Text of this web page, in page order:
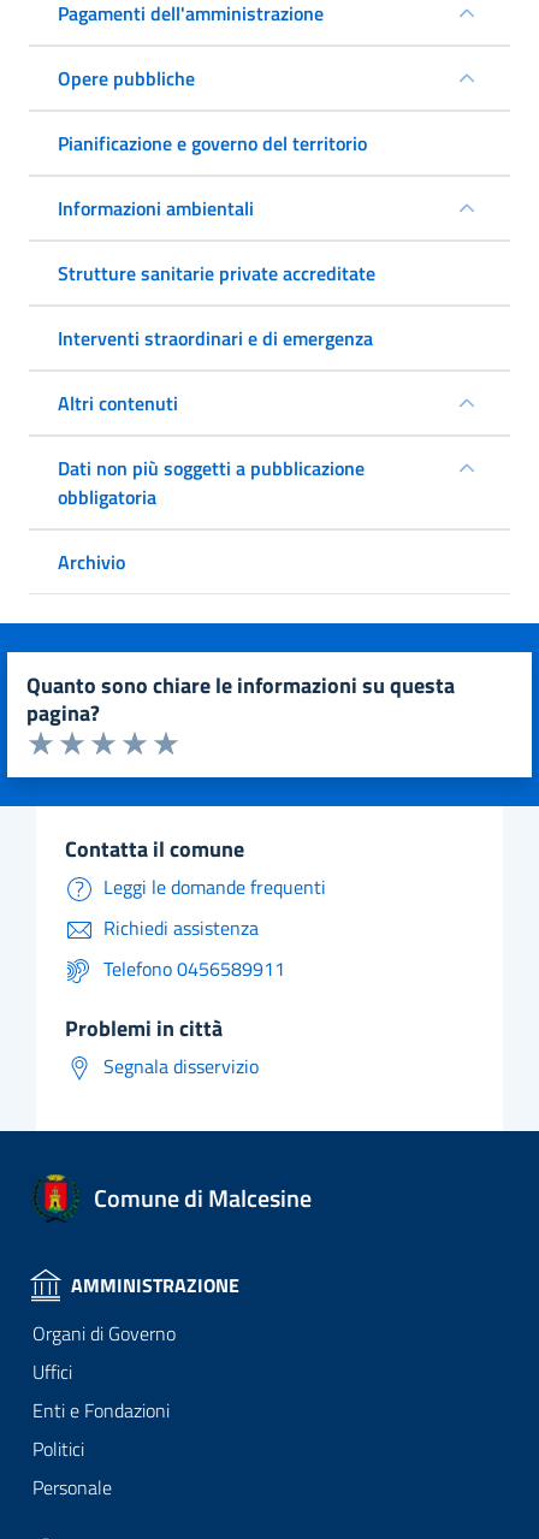
Pagamenti dell'amministrazione
Opere pubbliche
Pianificazione e governo del territorio
Informazioni ambientali
Strutture sanitarie private accreditate
Interventi straordinari e di emergenza
Altri contenuti
Dati non più soggetti a pubblicazione
obbligatoria
Archivio
quanto sono chiare le informazioni su questa
pagina?
Valuta da 1 a 5 stelle la pagina
Valuta 5 stelle su 5
Valuta 4 stelle su 5
Valuta 3 stelle su 5
Valuta 2 stelle su 5
Valuta 1 stelle su 5
contatta il comune
Leggi le domande frequenti
Richiedi assistenza
Telefono 0456589911
problemi in città
Segnala disservizio
Comune di Malcesine
AMMINISTRAZIONE
Organi di Governo
Uffici
Enti e Fondazioni
Politici
Personale